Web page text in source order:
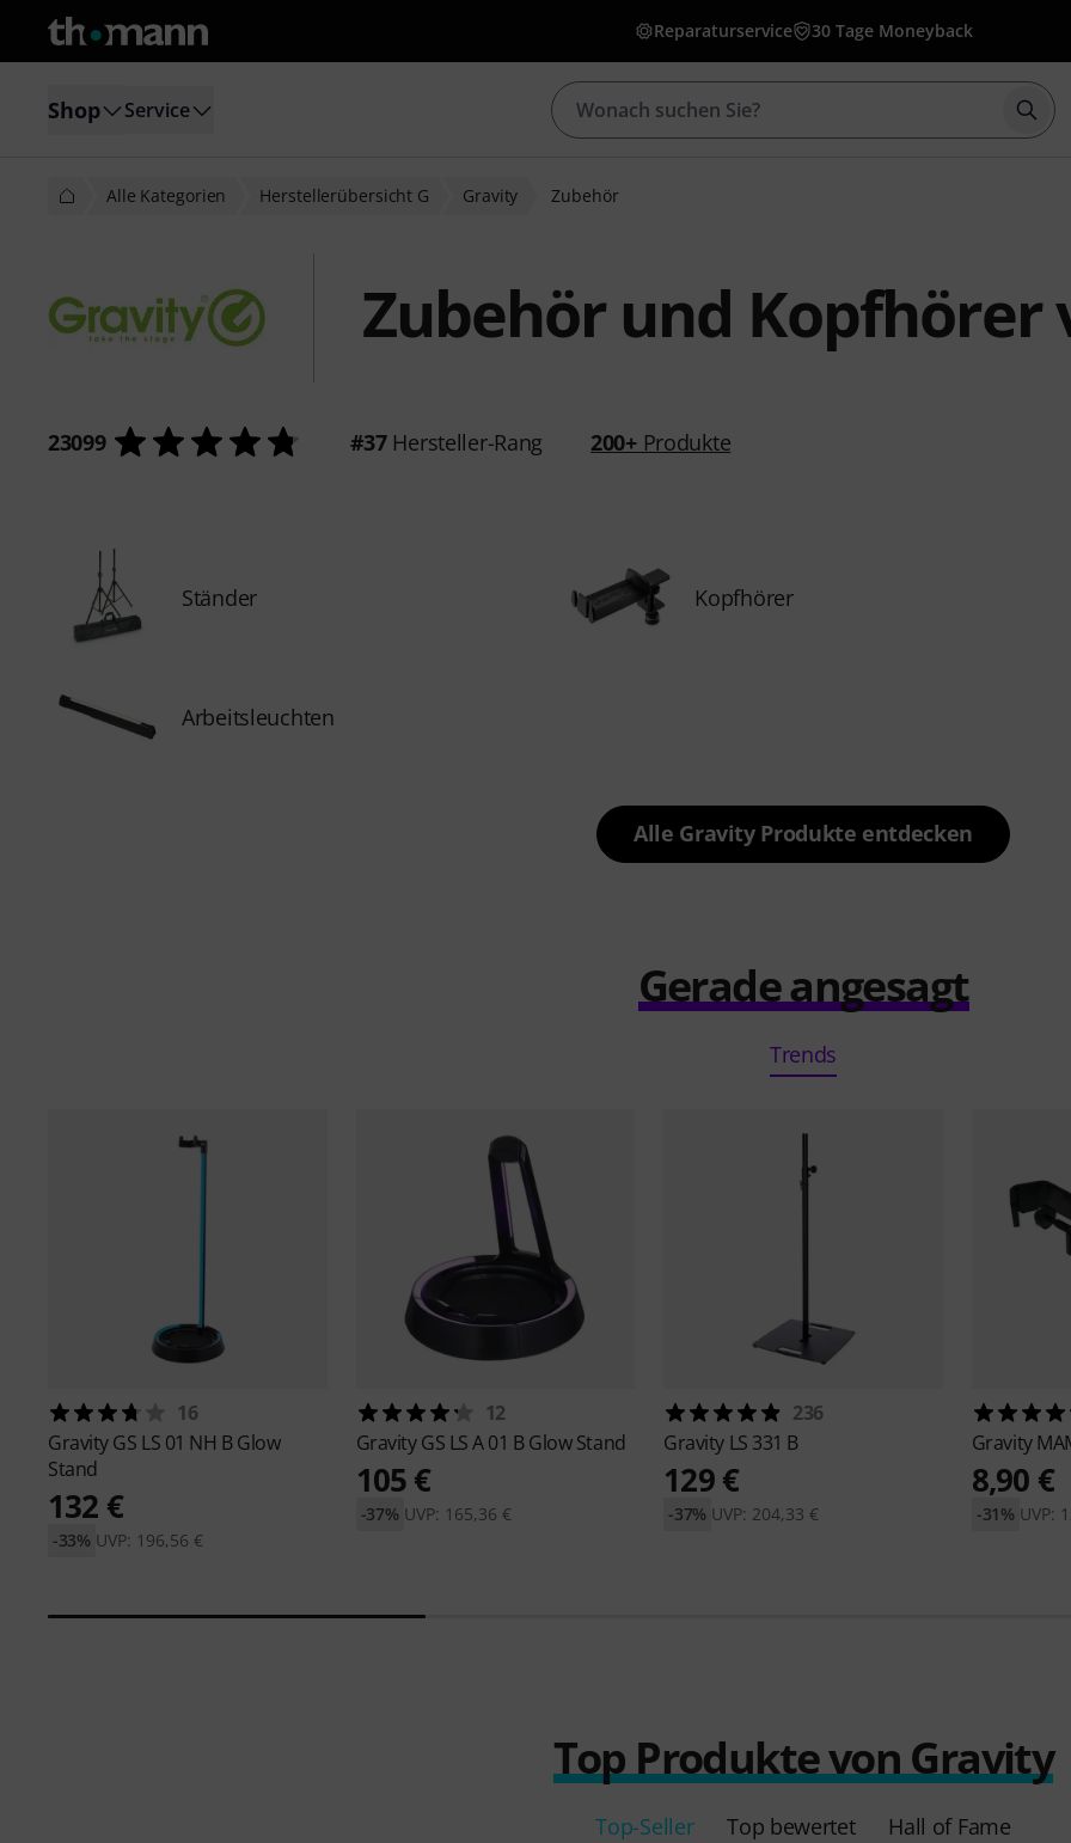
Reparaturservice 30 Tage Moneyback
Shop Service
Alle Kategorien Herstellerübersicht G Gravity Zubehör
Zubehör und Kopfhörer
23099 #37Hersteller-Rang 200+Produkte
Ständer Kopfhörer
Arbeitsleuchten
Alle Gravity Produkte entdecken
Gerade angesagt
Trends
16
GravityGS LS 01 NH B Glow
Stand
132 €
UVP: 196,56 €
-33%
12
GravityGS LS A 01 B Glow Stand
105 €
UVP: 165,36 €
-37%
236
Gravity LS 331 B
129 €
UVP: 204,33 €
-37%
Gravity
8,90 €
UVP:
-31%
Top Produkte von Gravity
Top-Seller Top bewertet Hall of Fame